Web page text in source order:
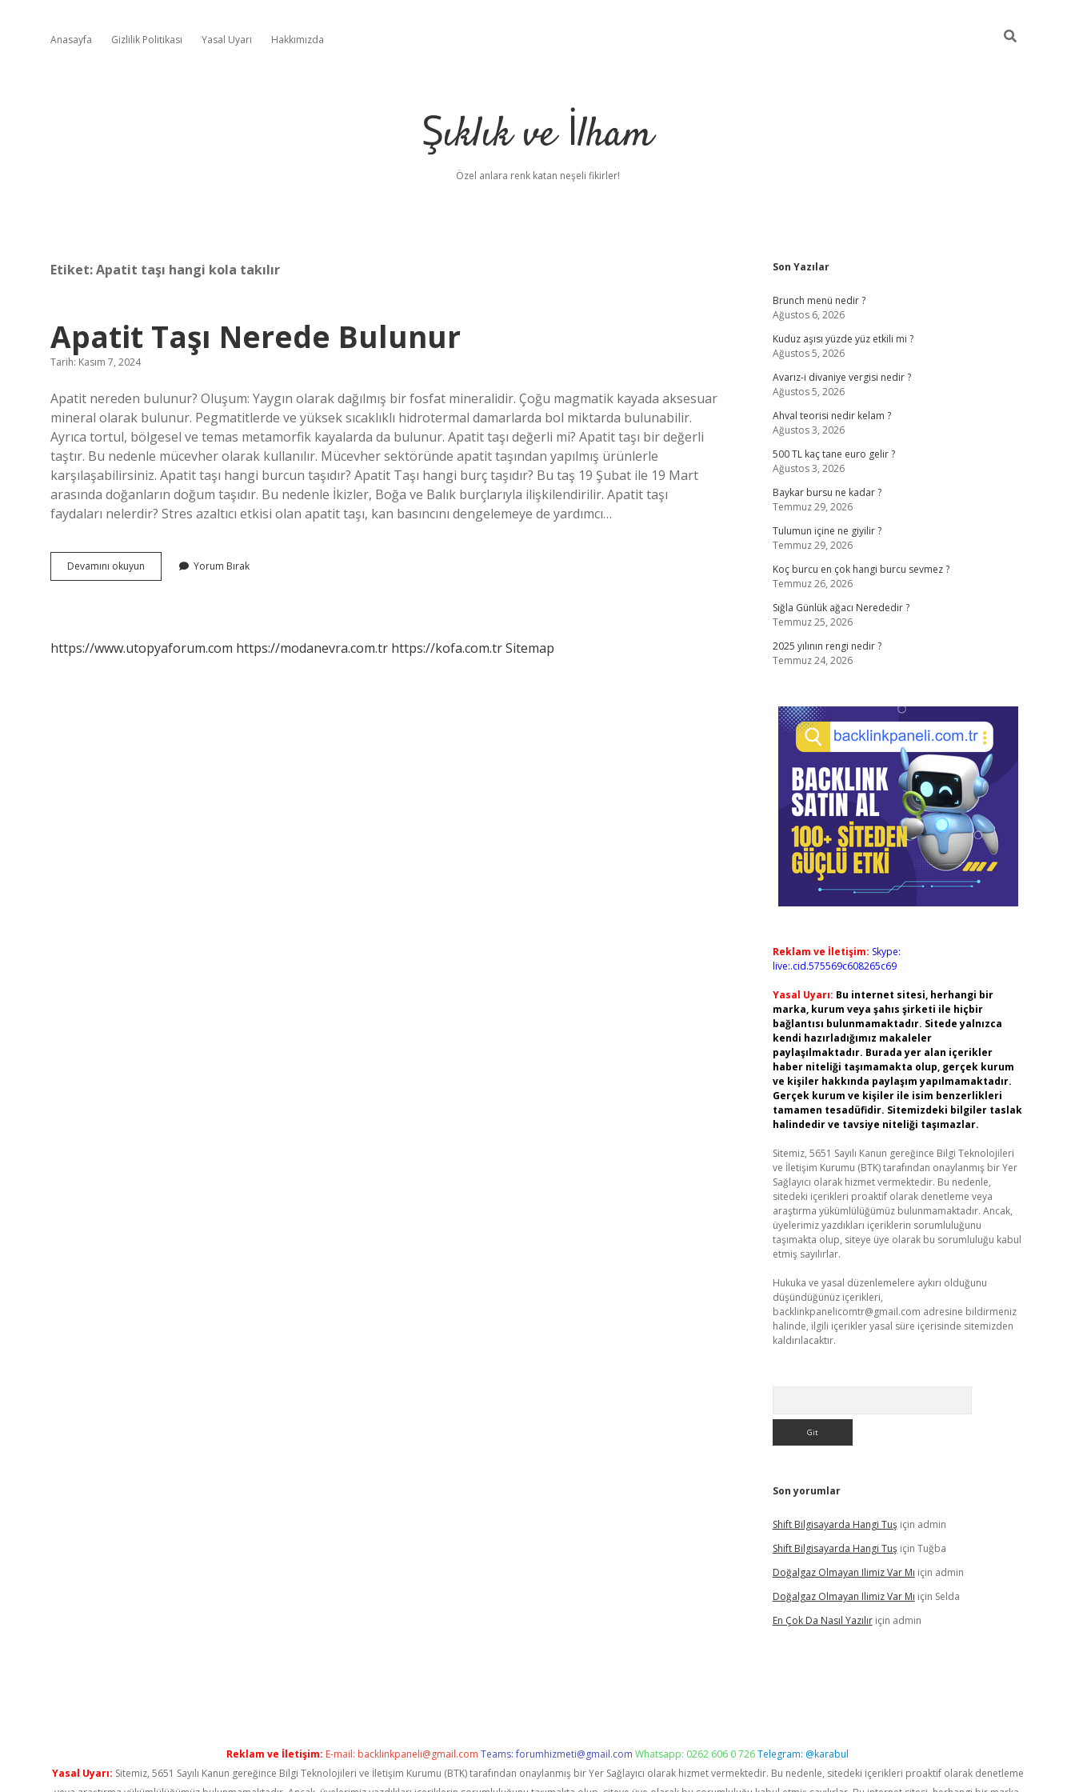
Anasayfa Gizlilik Politikası Yasal Uyarı Hakkımızda
Şıklık ve İlham
Özel anlara renk katan neşeli fikirler!
Etiket:Apatit taşı hangi kola takılır
Apatit Taşı Nerede Bulunur
Tarih: Kasım 7, 2024
Apatit nereden bulunur? Oluşum: Yaygın olarak dağılmış bir fosfat mineralidir. Çoğu magmatik kayada aksesuar
mineral olarak bulunur. Pegmatitlerde ve yüksek sıcaklıklı hidrotermal damarlarda bol miktarda bulunabilir.
Ayrıca tortul, bölgesel ve temas metamorfik kayalarda da bulunur. Apatit taşı değerli mi? Apatit taşı bir değerli
taştır. Bu nedenle mücevher olarak kullanılır. Mücevher sektöründe apatit taşından yapılmış ürünlerle
karşılaşabilirsiniz. Apatit taşı hangi burcun taşıdır? Apatit Taşı hangi burç taşıdır? Bu taş 19 Şubat ile 19 Mart
arasında doğanların doğum taşıdır. Bu nedenle İkizler, Boğa ve Balık burçlarıyla ilişkilendirilir. Apatit taşı
faydaları nelerdir? Stres azaltıcı etkisi olan apatit taşı, kan basıncını dengelemeye de yardımcı…
Devamını okuyun
Taşı
Yorum Bırak
https://www.utopyaforum.com https://modanevra.com.tr https://kofa.com.trSitemap
Sidebar
Son Yazılar
Brunch menü nedir ?
Ağustos 6, 2026
Kuduz aşısı yüzde yüz etkili mi ?
Ağustos 5, 2026
Avarız-i divaniye vergisi nedir ?
Ağustos 5, 2026
Ahval teorisi nedir kelam ?
Ağustos 3, 2026
500 TL kaç tane euro gelir ?
Ağustos 3, 2026
Baykar bursu ne kadar ?
Temmuz 29, 2026
Tulumun içine ne giyilir ?
Temmuz 29, 2026
Koç burcu en çok hangi burcu sevmez ?
Temmuz 26, 2026
Sığla Günlük ağacı Nerededir ?
Temmuz 25, 2026
2025 yılının rengi nedir ?
Temmuz 24, 2026
Reklam ve İletişim: Skype:
live:.cid.575569c608265c69
Yasal Uyarı: Bu internet sitesi, herhangi bir
marka, kurum veya şahıs şirketi ile hiçbir
bağlantısı bulunmamaktadır. Sitede yalnızca
kendi hazırladığımız makaleler
paylaşılmaktadır. Burada yer alan içerikler
haber niteliği taşımamakta olup, gerçek kurum
ve kişiler hakkında paylaşım yapılmamaktadır.
Gerçek kurum ve kişiler ile isim benzerlikleri
tamamen tesadüfidir. Sitemizdeki bilgiler taslak
halindedir ve tavsiye niteliği taşımazlar.
Sitemiz, 5651 Sayılı Kanun gereğince Bilgi Teknolojileri
ve İletişim Kurumu (BTK) tarafından onaylanmış bir Yer
Sağlayıcı olarak hizmet vermektedir. Bu nedenle,
sitedeki içerikleri proaktif olarak denetleme veya
araştırma yükümlülüğümüz bulunmamaktadır. Ancak,
üyelerimiz yazdıkları içeriklerin sorumluluğunu
taşımakta olup, siteye üye olarak bu sorumluluğu kabul
etmiş sayılırlar.
Hukuka ve yasal düzenlemelere aykırı olduğunu
düşündüğünüz içerikleri,
backlinkpanelicomtr@gmail.com adresine bildirmeniz
halinde, ilgili içerikler yasal süre içerisinde sitemizden
kaldırılacaktır.
Son yorumlar
Shift Bilgisayarda Hangi Tuşiçin admin
Shift Bilgisayarda Hangi Tuşiçin Tuğba
Doğalgaz Olmayan Ilimiz Var Mı için admin
Doğalgaz Olmayan Ilimiz Var Mı için Selda
En Çok Da Nasıl Yazılıriçin admin
Reklam ve İletişim: E-mail: backlinkpaneli@gmail.com Teams:forumhizmeti@gmail.com Whatsapp: 0262 606 0 726Telegram: @karabul
Yasal Uyarı: Sitemiz, 5651 Sayılı Kanun gereğince Bilgi Teknolojileri ve İletişim Kurumu (BTK) tarafından onaylanmış bir Yer Sağlayıcı olarak hizmet vermektedir. Bu nedenle, sitedeki içerikleri proaktif olarak denetleme